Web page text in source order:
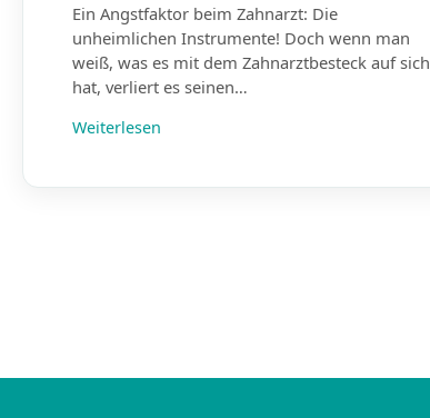
Ein Angstfaktor beim Zahnarzt: Die
unheimlichen Instrumente! Doch wenn man
weiß, was es mit dem Zahnarztbesteck auf sich
hat, verliert es seinen…
Weiterlesen